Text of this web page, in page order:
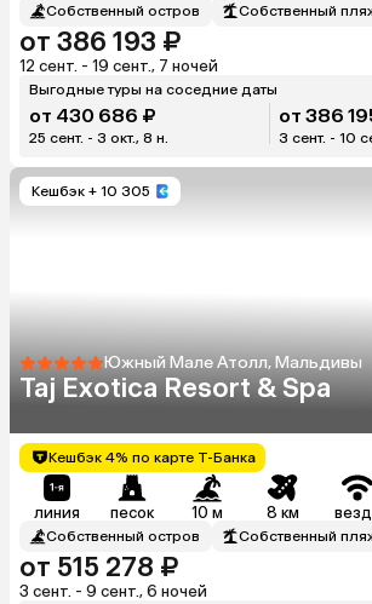
Собственный остров
Собственный
от 386 193 ₽
12 сент. - 19 сент., 7 ночей
Выгодные туры на соседние даты
от 430 686 ₽
25 сент. - 3 окт., 8 н.
от 386
3 сент. - 10
Кешбэк + 10 305
Южный Мале Атолл, Мальдивы
Taj Exotica Resort & Spa
Кешбэк 4% по карте Т-Банка
линия песок 10 м 8 км
Собственный остров Собственный
от 515 278 ₽
3 сент. - 9 сент., 6 ночей